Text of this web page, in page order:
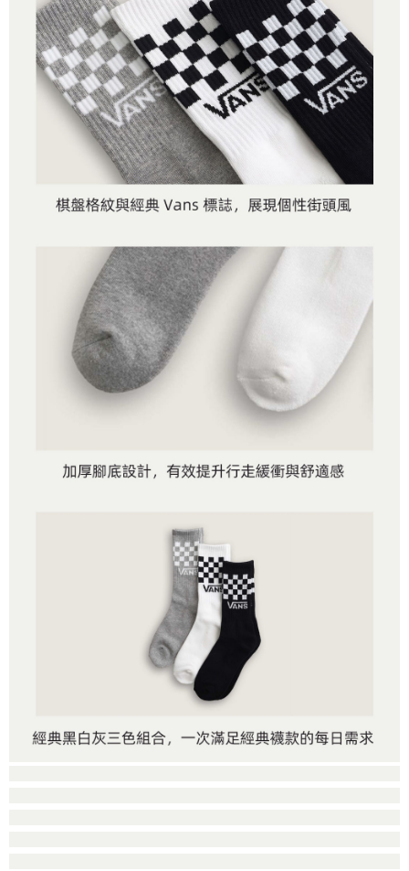
任。
４．使用「AFTEE先享後付」時，將依據個別帳號之用戶狀況，依本公司即
時審查核予不同之上限額度；若仍有額度不足之情形，本公司將視審查結果
請求用戶進行身份認證。
５．嚴禁一人註冊多個帳號或使用他人資訊註冊。若發現惡意使用之情形，
恩沛科技股份有限公司將有權停止該用戶之使用額度並採取法律行動。
每筆NT$80，滿NT$1,500(含以上)免運費